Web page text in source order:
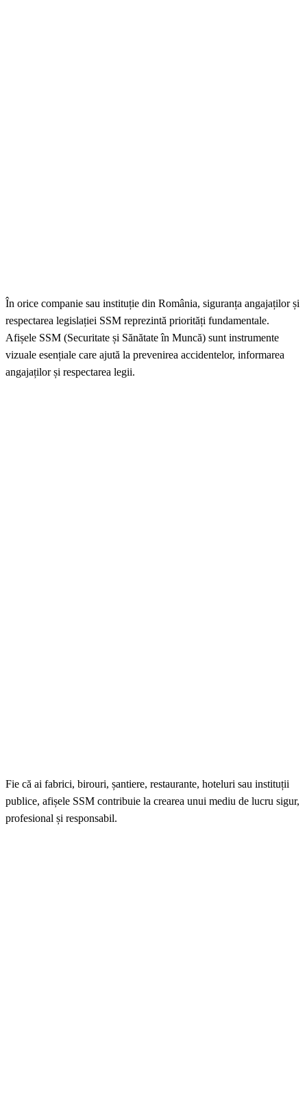
În orice companie sau instituție din România, siguranța angajaților și
respectarea legislației SSM reprezintă priorități fundamentale.
Afișele SSM (Securitate și Sănătate în Muncă) sunt instrumente
vizuale esențiale care ajută la prevenirea accidentelor, informarea
angajaților și respectarea legii.
Fie că ai fabrici, birouri, șantiere, restaurante, hoteluri sau instituții
publice, afișele SSM contribuie la crearea unui mediu de lucru sigur,
profesional și responsabil.